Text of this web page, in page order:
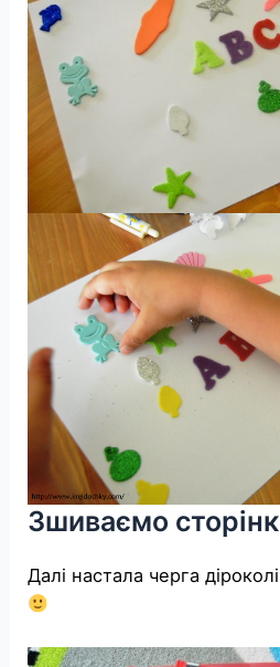
Зшиваємо
Далі настала черга